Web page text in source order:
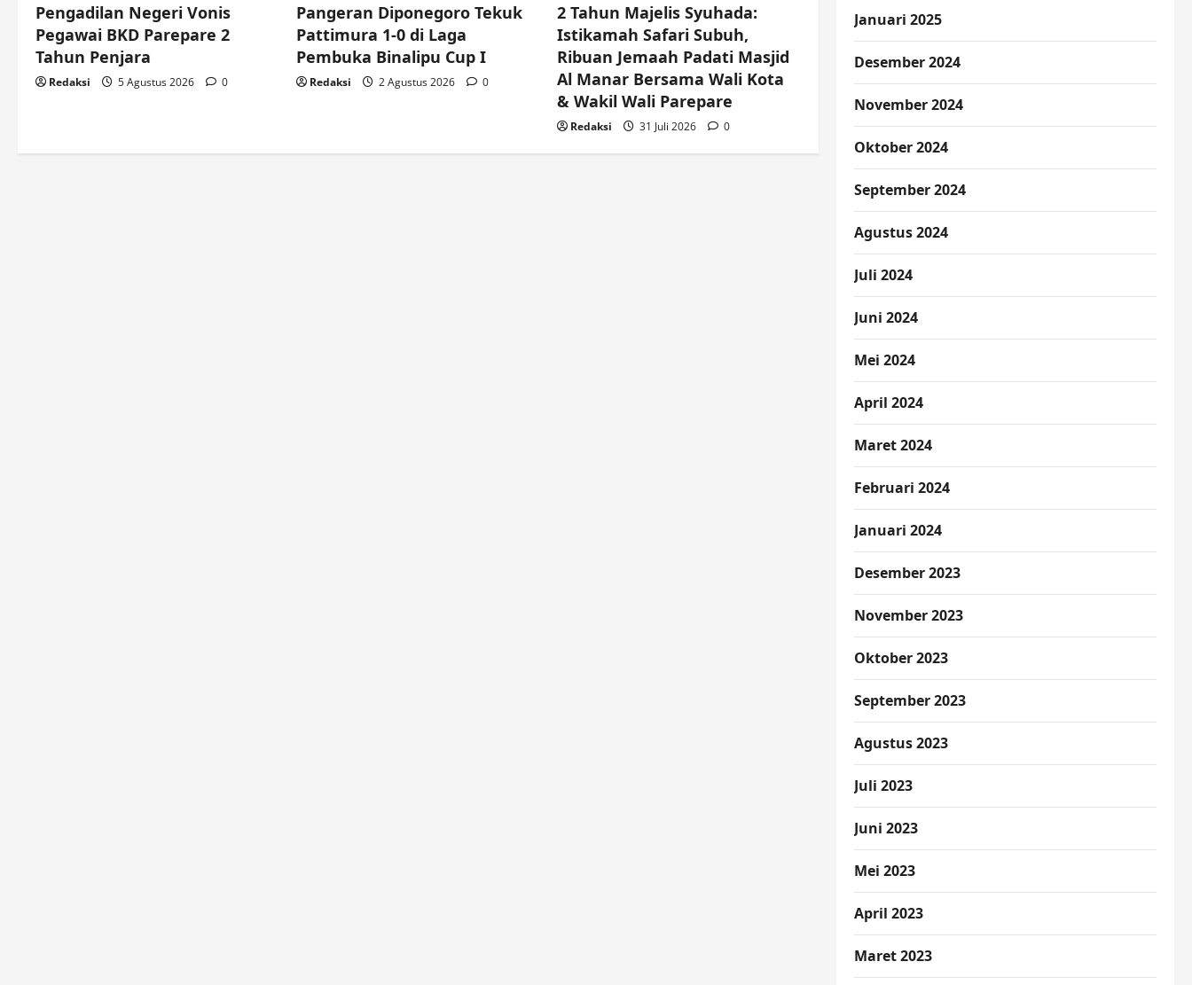
Pengadilan Negeri Vonis
Pegawai BKD Parepare 2
Tahun Penjara
Redaksi 5 Agustus 2026 0
Pangeran Diponegoro Tekuk
Pattimura 1-0 di Laga
Pembuka Binalipu Cup I
Redaksi 2 Agustus 2026 0
2 Tahun Majelis Syuhada:
Istikamah Safari Subuh,
Ribuan Jemaah Padati Masjid
Al Manar Bersama Wali Kota
& Wakil Wali Parepare
Redaksi 31 Juli 2026 0
Januari 2025
Desember 2024
November 2024
Oktober 2024
September 2024
Agustus 2024
Juli 2024
Juni 2024
Mei 2024
April 2024
Maret 2024
Februari 2024
Januari 2024
Desember 2023
November 2023
Oktober 2023
September 2023
Agustus 2023
Juli 2023
Juni 2023
Mei 2023
April 2023
Maret 2023